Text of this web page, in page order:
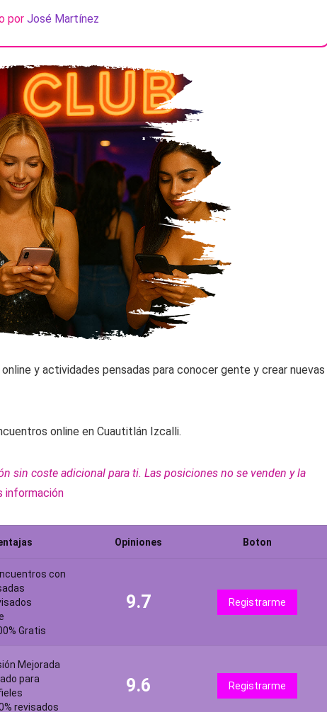
por José Martínez
y actividades pensadas para conocer gente y crear nuevas
online en Cuautitlán Izcalli.
sin coste adicional para ti. Las posiciones no se venden y la
información
Opiniones Boton
con
Gratis
9.7 Registrarme
Mejorada
para
revisados
9.6 Registrarme